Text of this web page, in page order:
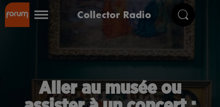
Collector Radio
Aller au musée ou